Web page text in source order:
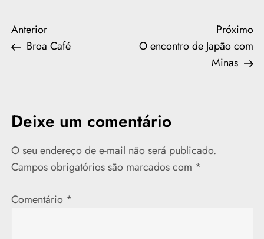
N
v
e
g
a
ç
Previous
Post
Anterior
Broa Café
Próximo
O encontro de Japão com
Minas
Deixe um comentário
O seu endereço de e-mail não será publicado.
Campos obrigatórios são marcados com *
Comentário *